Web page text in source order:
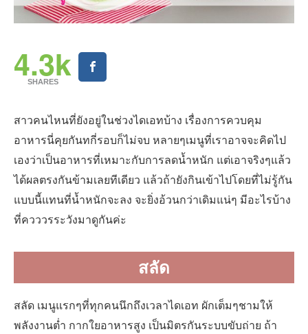
4.3k
SHARES
สาวคนไหนที่ยังอยู่ในช่วงไดเอทบ้าง เรื่องการควบคุม
อาหารนี่คุยกันทกี่รอบก็ไม่จบ หลายๆเมนูที่เราอาจจะคิดไป
เองว่าเป็นอาหารที่เหมาะกับการลดน้ำหนัก แต่เอาจริงๆแล้ว
ได้ผลตรงกันข้ามเลยทีเดียว แล้วถ้ายังกินเข้าไปโดยที่ไม่รู้กัน
แบบนี้แทนที่น้ำหนักจะลง จะยิ่งอ้วนกว่าเดิมแน่ๆ มีอะไรบ้าง
ที่ควววรระวังมาดูกันค่ะ
สลัด
สลัด เมนูแรกๆที่ทุกคนนึกถึงเวลาไดเอท ผักเต็มๆชามให้
พลังงานต่ำ กากใยอาหารสูง เป็นมิตรกันระบบขับถ่าย ถ้า